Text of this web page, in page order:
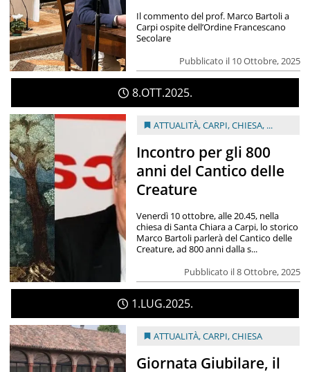
Pubblicato il 10 Ottobre, 2025
Il commento del prof. Marco Bartoli a
Carpi ospite dell’Ordine Francescano
Secolare
8 OTT 2025
ATTUALITÀ,CARPI,CHIESA, ...
Incontro per gli 800
anni del Cantico delle
Creature
Pubblicato il 8 Ottobre, 2025
Venerdì 10 ottobre, alle 20.45, nella
chiesa di Santa Chiara a Carpi, lo storico
Marco Bartoli parlerà del Cantico delle
Creature, ad 800 anni dalla s...
1 LUG 2025
ATTUALITÀ,CARPI,CHIESA
Giornata Giubilare, il